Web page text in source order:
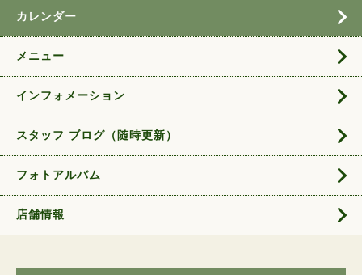
カレンダー
メニュー
インフォメーション
スタッフ ブログ（随時更新）
フォトアルバム
店舗情報